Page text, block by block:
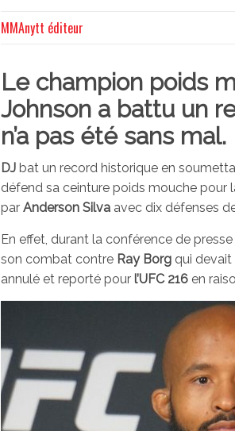
MMAnytt éditeur
Le champion poids
Johnson a battu un
n’a pas été sans mal.
DJ bat un record historique en
défend sa ceinture poids mouche pour
par Anderson Silva avec dix défenses
En effet, durant la conférence de
son combat contre Ray Borg qui devait
annulé et reporté pour l’UFC 216 en